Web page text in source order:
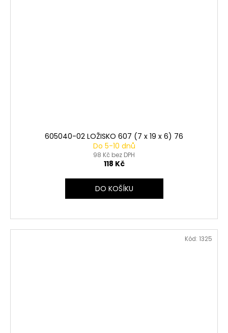
605040-02 LOŽISKO 607 (7 x 19 x 6) 76
Do 5-10 dnů
98 Kč bez DPH
118 Kč
DO KOŠÍKU
Kód: 1325